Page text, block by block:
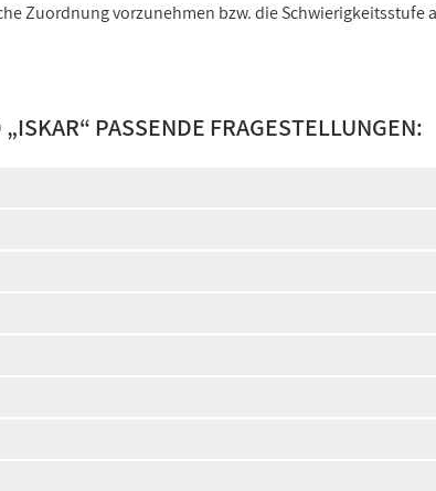
Zuordnung vorzunehmen bzw. die Schwierigkeitsstufe
„ISKAR“ PASSENDE FRAGESTELLUNGEN: